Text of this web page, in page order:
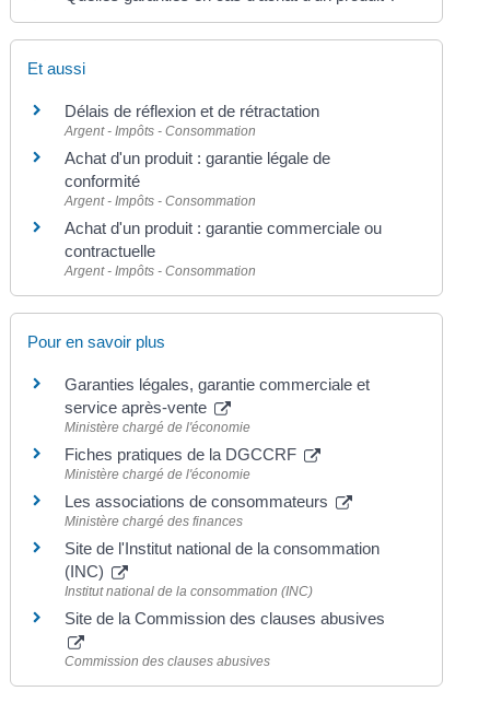
Et aussi
Délais de réflexion et de rétractation
Argent - Impôts - Consommation
Achat d'un produit : garantie légale de
conformité
Argent - Impôts - Consommation
Achat d'un produit : garantie commerciale ou
contractuelle
Argent - Impôts - Consommation
Pour en savoir plus
Garanties légales, garantie commerciale et
service après-vente
Ministère chargé de l'économie
Fiches pratiques de la DGCCRF
Ministère chargé de l'économie
Les associations de consommateurs
Ministère chargé des finances
Site de l'Institut national de la consommation
(INC)
Institut national de la consommation (INC)
Site de la Commission des clauses abusives
Commission des clauses abusives